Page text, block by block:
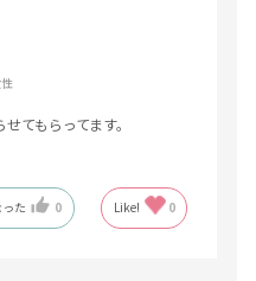
てもらってます。
た 0 Like! 0